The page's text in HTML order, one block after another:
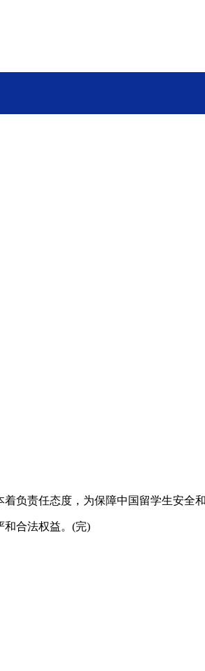
责任态度，为保障中国留学生安全和
合法权益。(完)